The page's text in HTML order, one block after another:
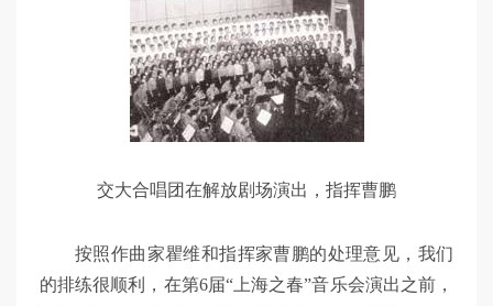
交大合唱团在解放剧场演出，指挥曹鹏
按照作曲家瞿维和指挥家曹鹏的处理意见，我们
的排练很顺利，在第6届“上海之春”音乐会演出之前，